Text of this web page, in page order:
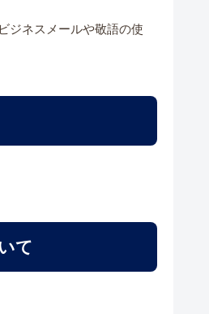
ジネスメールや敬語の使
て